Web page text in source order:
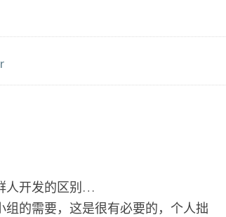
人开发的区别…
的需要，这是很有必要的，个人拙